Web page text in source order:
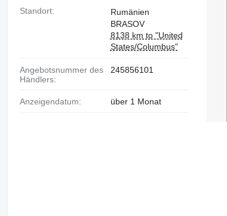
Standort:
Rumänien
BRASOV
8138 km to "United
States/Columbus"
Angebotsnummer des
Händlers:
245856101
Anzeigendatum: über 1 Monat